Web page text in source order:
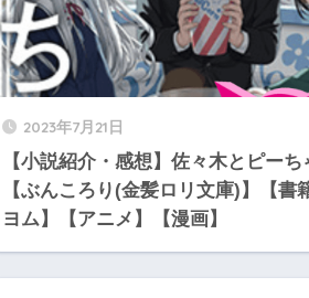
2023年7月21日
【小説紹介・感想】佐々木とピー
【ぶんころり(金髪ロリ文庫)】【書
ヨム】【アニメ】【漫画】